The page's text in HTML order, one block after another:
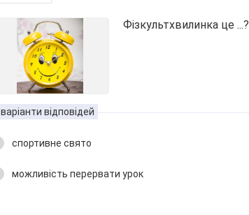
Фізкультхвилинка це ...?
варіанти відповідей
спортивне свято
можливість перервати урок